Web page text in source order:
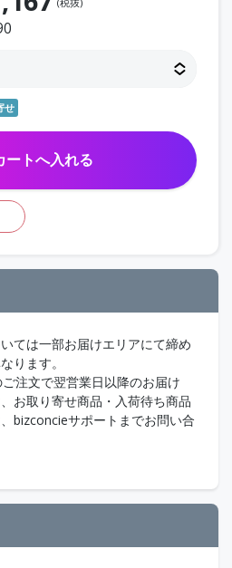
せ
ートへ入れる
ては一部お届けエリアにて締め
ります。
文で翌営業日以降のお届け
お取り寄せ商品・入荷待ち商品
bizconcieサポートまでお問い合